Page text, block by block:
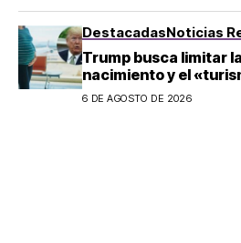
DestacadasNoticias
Trump busca limitar
nacimiento y el
¿a quién afecta?
6 DE AGOSTO DE 2026